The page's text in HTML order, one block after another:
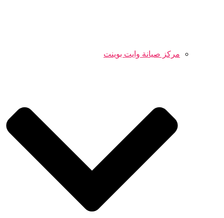
مركز صيانة وايت بوينت